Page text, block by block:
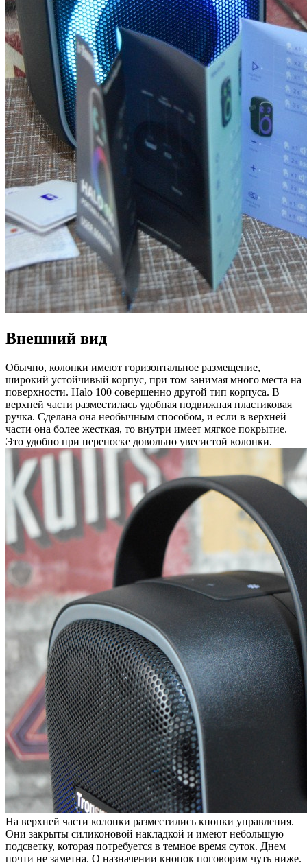
Внешний вид
Обычно, колонки имеют горизонтальное размещение,
широкий устойчивый корпус, при том занимая много места на
поверхности. Halo 100 совершенно другой тип корпуса. В
верхней части разместилась удобная подвижная пластиковая
ручка. Сделана она необычным способом, и если в верхней
части она более жесткая, то внутри имеет мягкое покрытие.
Это удобно при переноске довольно увесистой колонки.
На верхней части колонки разместились кнопки управления.
Они закрыты силиконовой накладкой и имеют небольшую
подсветку, которая потребуется в темное время суток. Днем
почти не заметна. О назначении кнопок поговорим чуть ниже.